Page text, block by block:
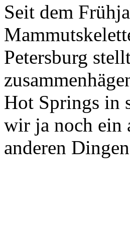
Seit dem
Petersburg
Hot Springs in
wir ja noch ein
anderen